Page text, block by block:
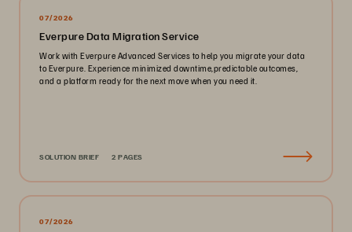
07/2026
Everpure Data Migration Service
Work with Everpure Advanced Services to help you migrate your data
to Everpure. Experience minimized downtime,predictable outcomes,
and a platform ready for the next move when you need it.
SOLUTION BRIEF 2 PAGES
07/2026